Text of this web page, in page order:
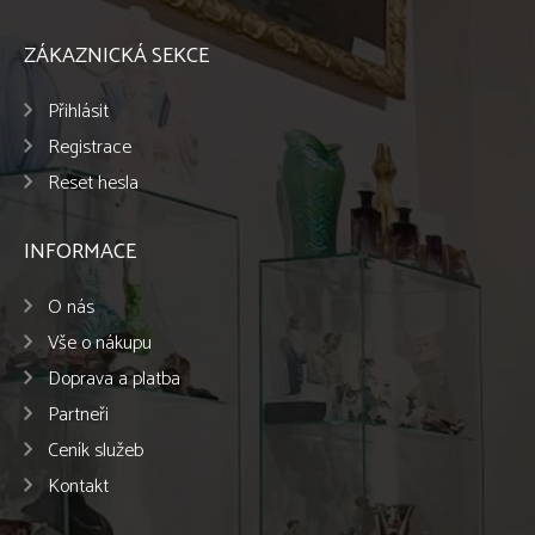
ZÁKAZNICKÁ SEKCE
Přihlásit
Registrace
Reset hesla
INFORMACE
O nás
Vše o nákupu
Doprava a platba
Partneři
Ceník služeb
Kontakt